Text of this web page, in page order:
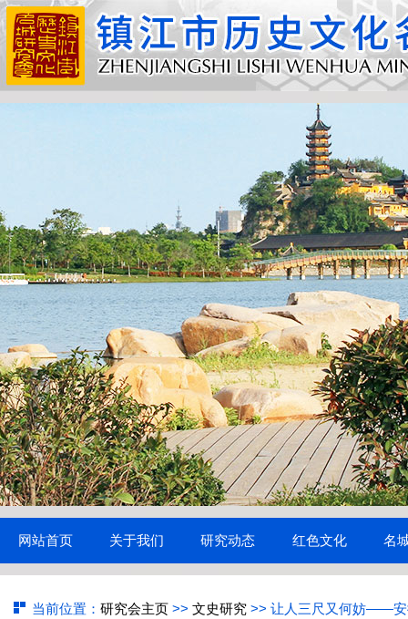
网站首页 关于我们 研究动态 红色文化 名
当前位置： 研究会主页 >> 文史研究 >> 让人三尺又何妨——安